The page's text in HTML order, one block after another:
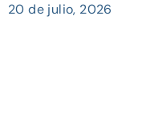
20 de julio, 2026